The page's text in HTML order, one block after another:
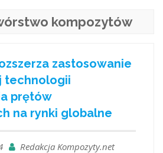
kompozytów
zastosowanie
technologii
prętów
na rynki globalne
Redakcja Kompozyty.net